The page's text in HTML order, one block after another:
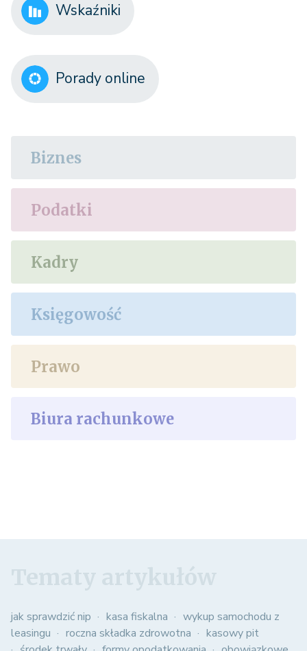
Wskaźniki
Porady online
Biznes
Podatki
Kadry
Księgowość
Prawo
Biura rachunkowe
jak sprawdzić nip kasa fiskalna
wykup samochodu z
leasingu
roczna składka zdrowotna
kasowy pit